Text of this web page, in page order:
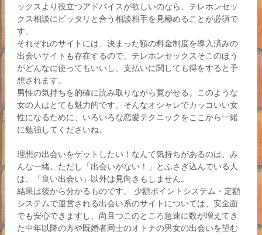
ックスより役立つアドバイスが欲しいのなら、テレホンセッ
クス相談にピッタリと合う相談相手を見極めることが必須で
す。
それぞれのサイトには、決まった額の料金制度を導入済みの
出会いサイトも存在するので、テレホンセックスそこのほう
がどんなに使ってもいいし、支払いに関しても得をすると予
想されます。
男性の気持ちを的確に読み取りながら寛がせる。このような
女の人はとても魅力的です。そんなオシャレでカッコいい女
性になるために、いろいろな恋愛テクニックをここから一緒
に勉強してくださいね。
理想の出会いをゲットしたい！なんて気持ちがあるのは、み
んな一緒。ただし「出会いがない！」とふさぎ込んでいる人
は、「良い出会い」以外は見向きもしません。
結果は後から分かるものです。 少額ポイントシステム・定額
システムで運営される出会い系のサイトについては、安全面
でも安心できますし、尚且つこのところ急速に数が増えてき
た中年以降の方や既婚者同士のオトナの男女の出会いを望む